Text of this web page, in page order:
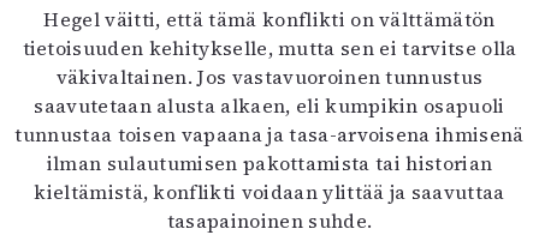
Hegel väitti, että tämä konflikti on välttämätön
tietoisuuden kehitykselle, mutta sen ei tarvitse olla
väkivaltainen. Jos vastavuoroinen tunnustus
saavutetaan alusta alkaen, eli kumpikin osapuoli
tunnustaa toisen vapaana ja tasa-arvoisena ihmisenä
ilman sulautumisen pakottamista tai historian
kieltämistä, konflikti voidaan ylittää ja saavuttaa
tasapainoinen suhde.